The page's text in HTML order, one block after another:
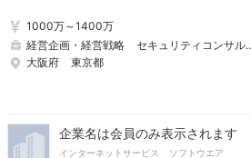
1000万～1400万
経営企画・経営戦略
セキュリティコンサルタント
大阪府
東京都
企業名は会員のみ表示されます
インターネットサービス ソフトウエア